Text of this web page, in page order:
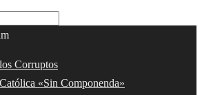
Corruptos
«Sin Componenda»